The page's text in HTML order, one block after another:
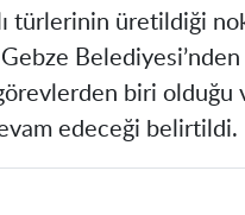
türlerinin üretildiği
Belediyesi’nden
biri
edeceği belirtildi.